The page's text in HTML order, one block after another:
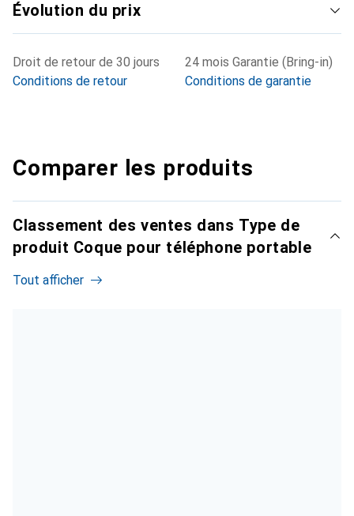
Évolution du prix
Droit de retour de 30 jours
Conditions de retour
24 mois Garantie (Bring-in)
Conditions de garantie
Comparer les produits
Classement des ventes dans Type de
produit Coque pour téléphone portable
Tout afficher